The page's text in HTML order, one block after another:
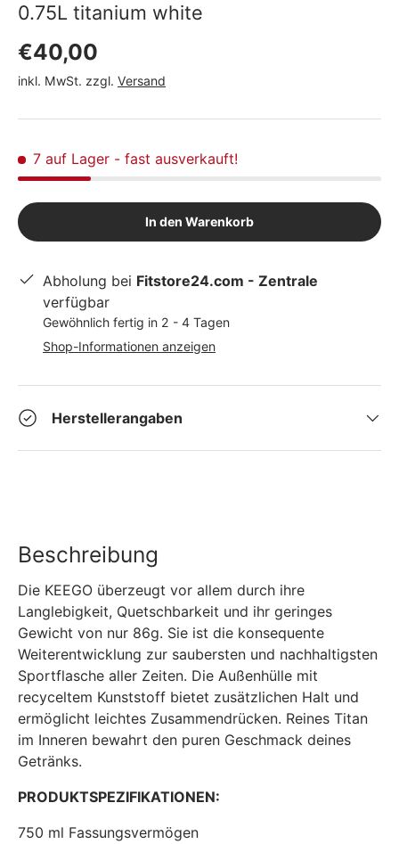
0.75L titanium white
Normaler Preis
€40,00
inkl. MwSt. zzgl. Versand
7 auf Lager - fast ausverkauft!
In den Warenkorb
Abholung bei Fitstore24.com - Zentrale
verfügbar
Gewöhnlich fertig in 2 - 4 Tagen
Shop-Informationen anzeigen
Herstellerangaben
Beschreibung
Die KEEGO überzeugt vor allem durch ihre
Langlebigkeit, Quetschbarkeit und ihr geringes
Gewicht von nur 86g. Sie ist die konsequente
Weiterentwicklung zur saubersten und nachhaltigsten
Sportflasche aller Zeiten. Die Außenhülle mit
recyceltem Kunststoff bietet zusätzlichen Halt und
ermöglicht leichtes Zusammendrücken. Reines Titan
im Inneren bewahrt den puren Geschmack deines
Getränks.
PRODUKTSPEZIFIKATIONEN:
750 ml Fassungsvermögen